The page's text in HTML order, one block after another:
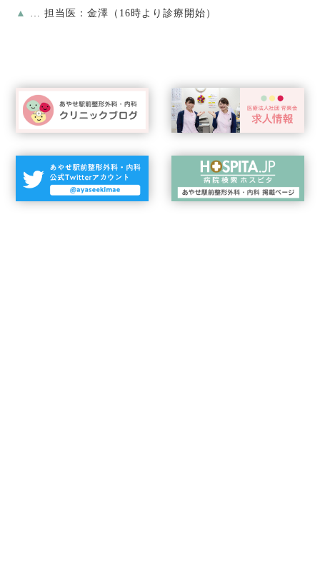
▲ … 担当医：金澤（16時より診療開始）